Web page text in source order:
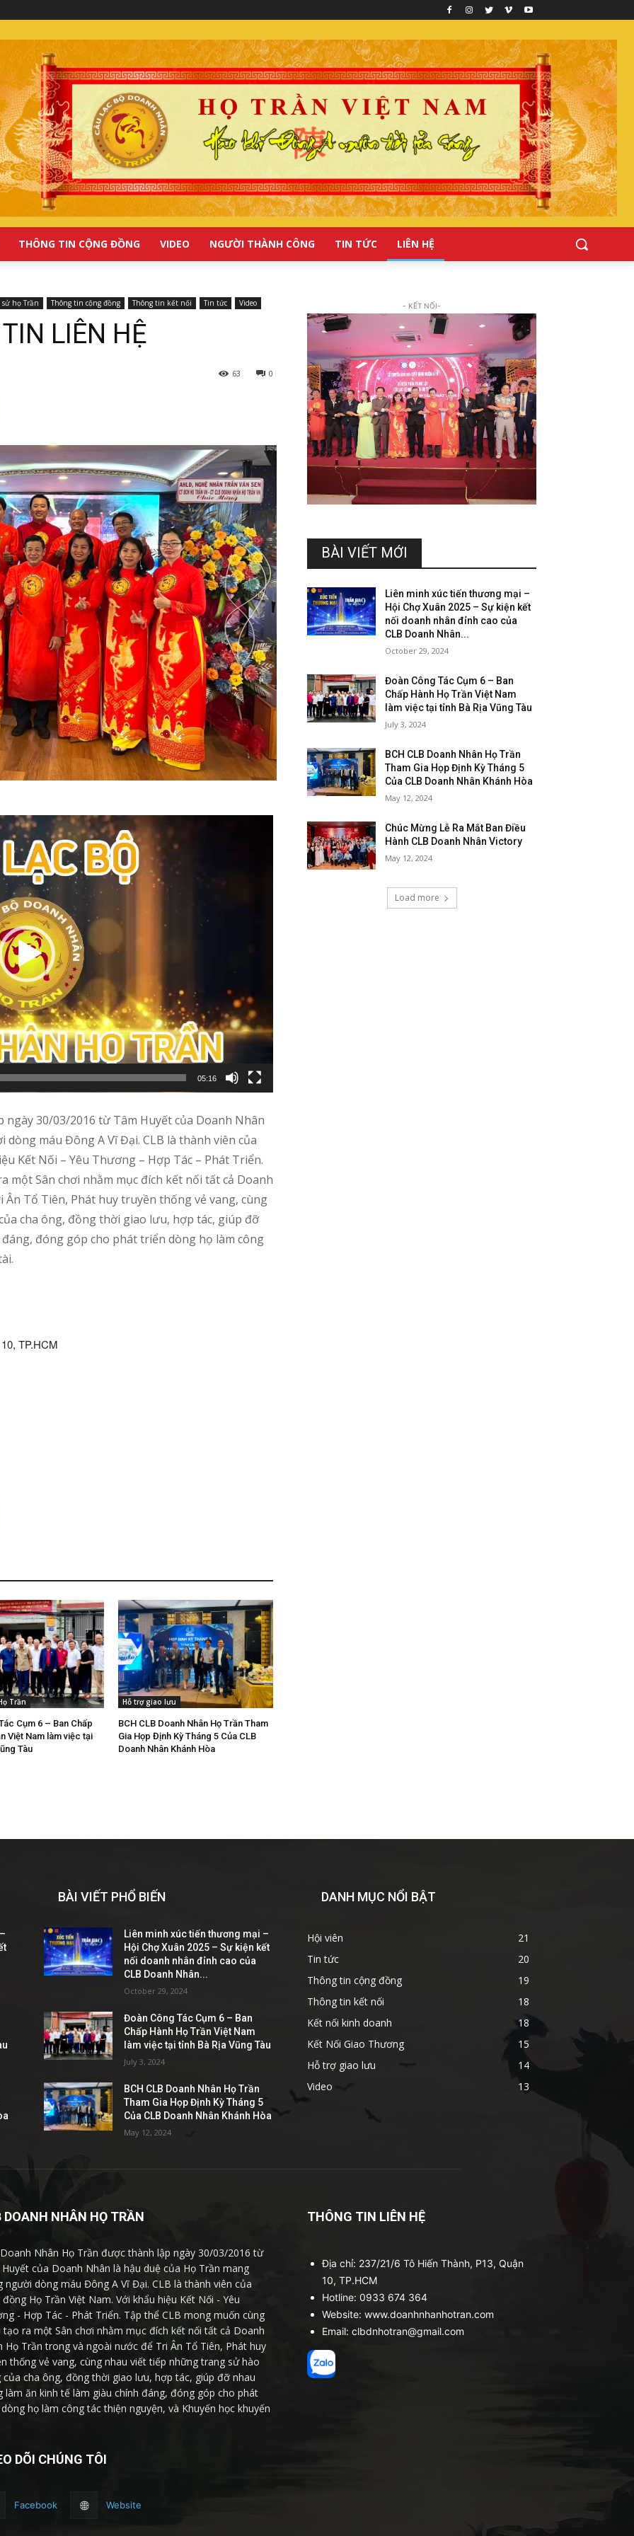
THÔNG TIN CỘNG ĐỒNG VIDEO NGƯỜI THÀNH CÔNG TIN TỨC LIÊN HỆ
sử họ Trần Thông tin cộng đồng Thông tin kết nối Tin tức Video
LIÊN HỆ
0
63
05:16
30/03/2016 từ Tâm Huyết của Doanh Nhân
máu Đông A Vĩ Đại. CLB là thành viên của
Kết Nối – Yêu Thương – Hợp Tác – Phát Triển.
một Sân chơi nhằm mục đích kết nối tất cả Doanh
Tổ Tiên, Phát huy truyền thống vẻ vang, cùng
cha ông, đồng thời giao lưu, hợp tác, giúp đỡ
đóng góp cho phát triển dòng họ làm công
TP.HCM
Trần
Cụm 6 – Ban Chấp
Việt Nam làm việc tại
Tàu
Hỗ trợ giao lưu
BCH CLB Doanh Nhân Họ Trần Tham
Gia Họp Định Kỳ Tháng 5 Của CLB
Doanh Nhân Khánh Hòa
- KẾT NỐI-
BÀI VIẾT MỚI
Liên minh xúc tiến thương mại –
Hội Chợ Xuân 2025 – Sự kiện kết
nối doanh nhân đỉnh cao của
CLB Doanh Nhân...
October 29, 2024
Đoàn Công Tác Cụm 6 – Ban
Chấp Hành Họ Trần Việt Nam
làm việc tại tỉnh Bà Rịa Vũng Tàu
July 3, 2024
BCH CLB Doanh Nhân Họ Trần
Tham Gia Họp Định Kỳ Tháng 5
Của CLB Doanh Nhân Khánh Hòa
May 12, 2024
Chúc Mừng Lễ Ra Mắt Ban Điều
Hành CLB Doanh Nhân Victory
May 12, 2024
Load more
BÀI VIẾT PHỔ BIẾN
Liên minh xúc tiến thương mại –
Hội Chợ Xuân 2025 – Sự kiện kết
nối doanh nhân đỉnh cao của
CLB Doanh Nhân...
October 29, 2024
Đoàn Công Tác Cụm 6 – Ban
Chấp Hành Họ Trần Việt Nam
làm việc tại tỉnh Bà Rịa Vũng Tàu
July 3, 2024
BCH CLB Doanh Nhân Họ Trần
Tham Gia Họp Định Kỳ Tháng 5
Của CLB Doanh Nhân Khánh Hòa
May 12, 2024
DANH MỤC NỔI BẬT
Hội viên
21
Tin tức
20
Thông tin cộng đồng
19
Thông tin kết nối
18
Kết nối kinh doanh
18
Kết Nối Giao Thương
15
Hỗ trợ giao lưu
14
Video
13
DOANH NHÂN HỌ TRẦN
Nhân Họ Trần được thành lập ngày 30/03/2016 từ
của Doanh Nhân là hậu duệ của Họ Trần mang
người dòng máu Đông A Vĩ Đại. CLB là thành viên của
đồng Họ Trần Việt Nam. Với khẩu hiệu Kết Nối - Yêu
- Hợp Tác - Phát Triển. Tập thể CLB mong muốn cùng
tạo ra một Sân chơi nhằm mục đích kết nối tất cả Doanh
Họ Trần trong và ngoài nước để Tri Ân Tổ Tiên, Phát huy
thống vẻ vang, cùng nhau viết tiếp những trang sử hào
của cha ông, đồng thời giao lưu, hợp tác, giúp đỡ nhau
làm ăn kinh tế làm giàu chính đáng, đóng góp cho phát
họ làm công tác thiện nguyện, và Khuyến học khuyến
DÕI CHÚNG TÔI
Facebook Website
THÔNG TIN LIÊN HỆ
Địa chỉ: 237/21/6 Tô Hiến Thành, P13, Quận
10, TP.HCM
Hotline: 0933 674 364
Website: www.doanhnhanhotran.com
Email: clbdnhotran@gmail.com